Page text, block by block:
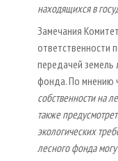
находящихся в
Замечания
ответственности
передачей земель
фонда. По мнению
собственности на
также
экологических
лесного фонда